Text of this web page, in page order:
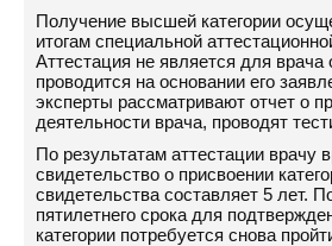
Получение высшей категории
итогам специальной
Аттестация не является для врача
проводится на основании его
эксперты рассматривают отчет о
деятельности врача, проводят
По результатам аттестации врачу
свидетельство о присвоении
свидетельства составляет 5 лет.
пятилетнего срока для
категории потребуется снова